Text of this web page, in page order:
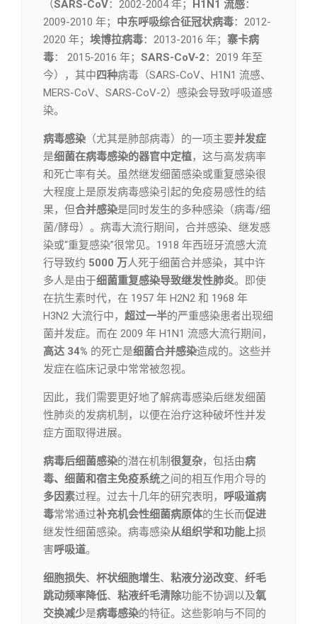
（SARS-CoV：2002-2004 年； H1N1 流感：
2009-2010 年； 中东呼吸综合征冠状病毒：2012-
2020 年； 埃博拉病毒：2013-2016 年； 寨卡病
毒： 2015-2016 年； SARS-CoV-2：2019 年至
今），其中 四种病毒（SARS-CoV、H1N1 流感、
MERS-CoV、SARS-CoV-2）感染会导致呼吸道感
染。
病毒感染 （尤其是肺部病毒）的一项主要并发症
是细菌在病毒感染的器官中定植，这与高发病率
和死亡率有关。虽然继发细菌感染或重复感染很
大程度上是原发病毒感染引起的免疫易感性的结
果，但合并感染是同时发生的多种感染（病毒/细
菌/酵母）。病毒大流行期间，合并感染、继发感
染或“重复感染”很常见。1918 年西班牙流感大流
行导致约 5000 万人死于细菌合并感染，其中许
多人是由于细菌重复感染导致继发性肺炎。即使
在抗生素时代，在 1957 年 H2N2 和 1968 年
H3N2 大流行中， 超过一半的严重感染患者出现细
菌并发症。而在 2009 年 H1N1 流感大流行期间，
高达 34% 的死亡是细菌合并感染造成的。这些并
发症在临床记录中常常被忽视。
因此，我们需要更好地了解病毒感染后继发细菌
性肺炎的发病机制，以便在治疗这种破坏性并发
症方面取得进展。
病毒后细菌感染的潜在机制很复杂，包括由病
毒、细菌和宿主免疫系统之间的相互作用介导的
多因素过程。过去十几年的研究表明， 呼吸道病
毒常常通过补充机会性细菌病原体的生长而促进
继发性细菌感染。病毒感染从组织学和功能上损
害呼吸道。
细胞损失、 杯状细胞增生、 粘液分泌改变、 纤毛
跳动频率降低、 粘液纤毛清除功能不协调以及氧
交换减少是病毒感染的特征。这些影响与不同的